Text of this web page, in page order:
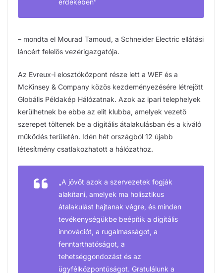
érdekében”
– mondta el Mourad Tamoud, a Schneider Electric ellátási
láncért felelős vezérigazgatója.
Az Evreux-i elosztóközpont része lett a WEF és a
McKinsey & Company közös kezdeményezésére létrejött
Globális Példakép Hálózatnak. Azok az ipari telephelyek
kerülhetnek be ebbe az elit klubba, amelyek vezető
szerepet töltenek be a digitális átalakulásban és a kiváló
működés területén. Idén hét országból 12 újabb
létesítmény csatlakozhatott a hálózathoz.
„A jövőt azok a szervezetek fogják
alakítani, amelyek ma holisztikus
átalakulást hajtanak végre, és minden
tevékenységükbe beépítik a digitális
innovációt, a rugalmasságot, a
fenntarthatóságot, a
tehetséggondozást és az
ügyfélközpontúságot. Gratulálunk a